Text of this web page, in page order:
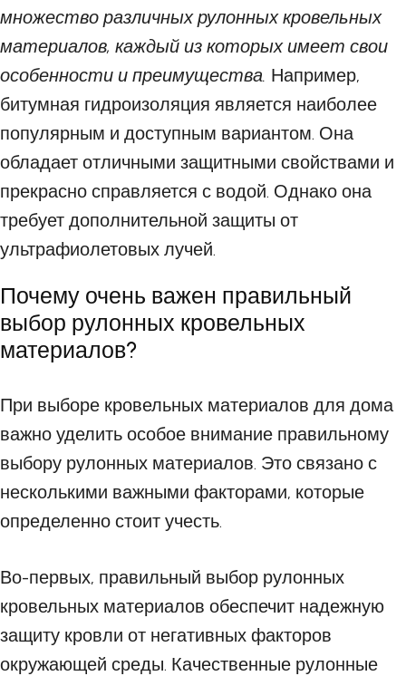
множество различных рулонных кровельных
материалов, каждый из которых имеет свои
особенности и преимущества. Например,
битумная гидроизоляция является наиболее
популярным и доступным вариантом. Она
обладает отличными защитными свойствами и
прекрасно справляется с водой. Однако она
требует дополнительной защиты от
ультрафиолетовых лучей.
Почему очень важен правильный
выбор рулонных кровельных
материалов?
При выборе кровельных материалов для дома
важно уделить особое внимание правильному
выбору рулонных материалов. Это связано с
несколькими важными факторами, которые
определенно стоит учесть.
Во-первых, правильный выбор рулонных
кровельных материалов обеспечит надежную
защиту кровли от негативных факторов
окружающей среды. Качественные рулонные